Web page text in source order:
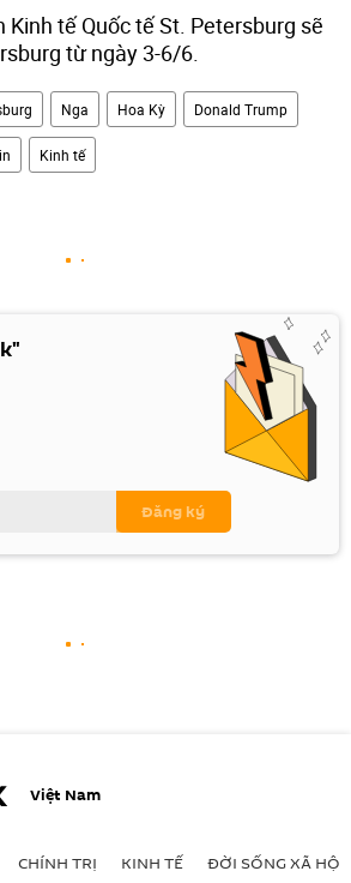
Kinh tế Quốc tế St. Petersburg sẽ
từ ngày 3-6/6.
Nga Hoa Kỳ Donald Trump
Kinh tế
Việt Nam
CHÍNH TRỊ KINH TẾ ĐỜI SỐNG XÃ HỘI